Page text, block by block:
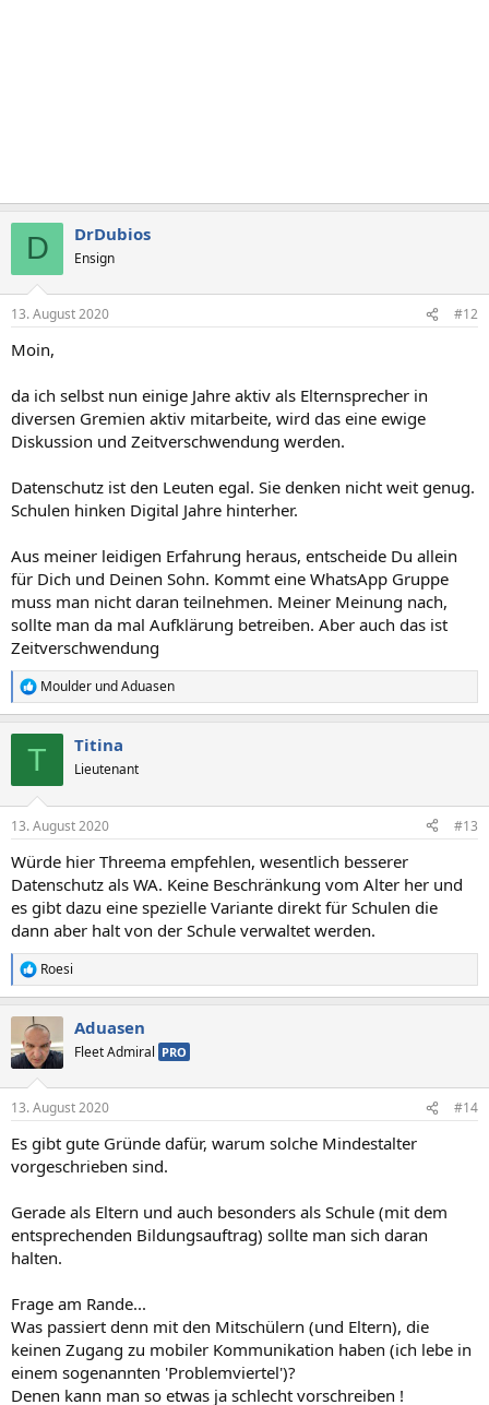
D DrDubios
Ensign
13. August 2020 #12
Moin,
da ich selbst nun einige Jahre aktiv als Elternsprecher in
diversen Gremien aktiv mitarbeite, wird das eine ewige
Diskussion und Zeitverschwendung werden.
Datenschutz ist den Leuten egal. Sie denken nicht weit genug.
Schulen hinken Digital Jahre hinterher.
Aus meiner leidigen Erfahrung heraus, entscheide Du allein
für Dich und Deinen Sohn. Kommt eine WhatsApp Gruppe
muss man nicht daran teilnehmen. Meiner Meinung nach,
sollte man da mal Aufklärung betreiben. Aber auch das ist
Zeitverschwendung
R
e
e
:
Moulder undAduasen
T Titina
Lieutenant
13. August 2020 #13
Würde hier Threema empfehlen, wesentlich besserer
Datenschutz als WA. Keine Beschränkung vom Alter her und
es gibt dazu eine spezielle Variante direkt für Schulen die
dann aber halt von der Schule verwaltet werden.
R
e
t
i
e
:
Roesi
Aduasen
Fleet Admiral PRO
13. August 2020 #14
Es gibt gute Gründe dafür, warum solche Mindestalter
vorgeschrieben sind.
Gerade als Eltern und auch besonders als Schule (mit dem
entsprechenden Bildungsauftrag) sollte man sich daran
halten.
Frage am Rande...
Was passiert denn mit den Mitschülern (und Eltern), die
keinen Zugang zu mobiler Kommunikation haben (ich lebe in
einem sogenannten 'Problemviertel')?
Denen kann man so etwas ja schlecht vorschreiben !